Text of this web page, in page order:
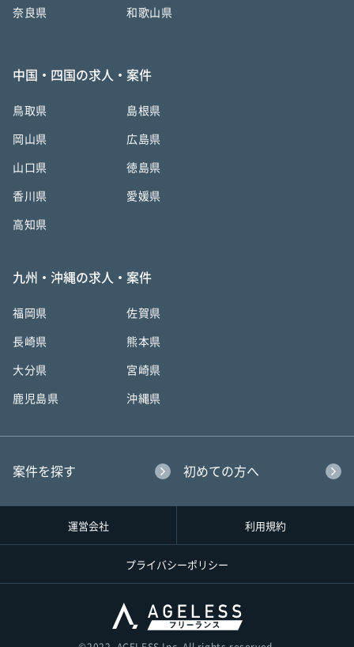
奈良県 和歌山県
中国・四国の求人・案件
鳥取県 島根県
岡山県 広島県
山口県 徳島県
香川県 愛媛県
高知県
九州・沖縄の求人・案件
福岡県 佐賀県
長崎県 熊本県
大分県 宮崎県
鹿児島県 沖縄県
案件を探す 初めての方へ
運営会社 利用規約
プライバシーポリシー